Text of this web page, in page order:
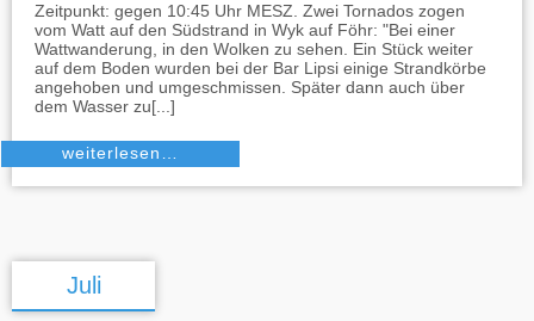
Zeitpunkt: gegen 10:45 Uhr MESZ. Zwei Tornados zogen
vom Watt auf den Südstrand in Wyk auf Föhr: "Bei einer
Wattwanderung, in den Wolken zu sehen. Ein Stück weiter
auf dem Boden wurden bei der Bar Lipsi einige Strandkörbe
angehoben und umgeschmissen. Später dann auch über
dem Wasser zu[...]
weiterlesen…
Juli